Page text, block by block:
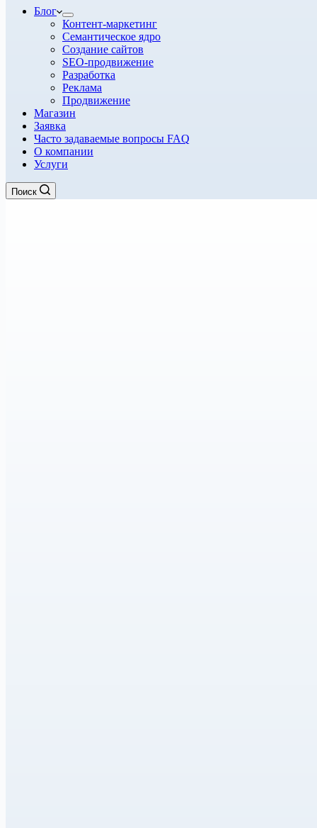
Блог
Контент-маркетинг
Семантическое ядро
Создание сайтов
SEO-продвижение
Разработка
Реклама
Продвижение
Магазин
Заявка
Часто задаваемые вопросы FAQ
О компании
Услуги
Поиск